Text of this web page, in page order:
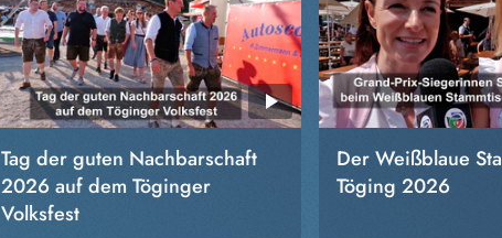
Tag der guten Nachbarschaft
2026 auf dem Töginger
Volksfest
Der Weißblaue
Töging 2026